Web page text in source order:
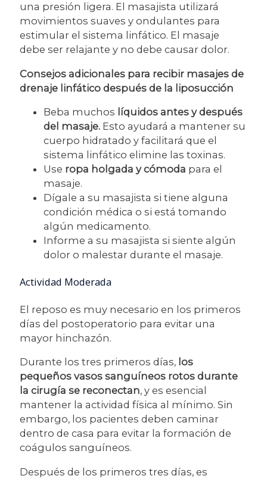
una presión ligera. El masajista utilizará
movimientos suaves y ondulantes para
estimular el sistema linfático. El masaje
debe ser relajante y no debe causar dolor.
Consejos adicionales para recibir masajes de
drenaje linfático después de la liposucción
Beba muchos líquidos antes y después
del masaje. Esto ayudará a mantener su
cuerpo hidratado y facilitará que el
sistema linfático elimine las toxinas.
Use ropa holgada y cómoda para el
masaje.
Dígale a su masajista si tiene alguna
condición médica o si está tomando
algún medicamento.
Informe a su masajista si siente algún
dolor o malestar durante el masaje.
Actividad Moderada
El reposo es muy necesario en los primeros
días del postoperatorio para evitar una
mayor hinchazón.
Durante los tres primeros días, los
pequeños vasos sanguíneos rotos durante
la cirugía se reconectan, y es esencial
mantener la actividad física al mínimo. Sin
embargo, los pacientes deben caminar
dentro de casa para evitar la formación de
coágulos sanguíneos.
Después de los primeros tres días, es